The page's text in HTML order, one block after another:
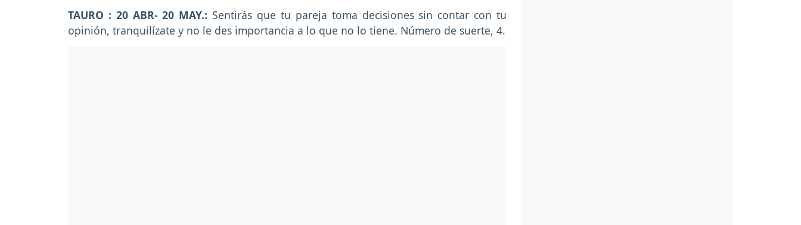
TAURO : 20 ABR- 20 MAY.: Sentirás que tu pareja toma decisiones sin contar con tu
opinión, tranquilízate y no le des importancia a lo que no lo tiene. Número de suerte, 4.